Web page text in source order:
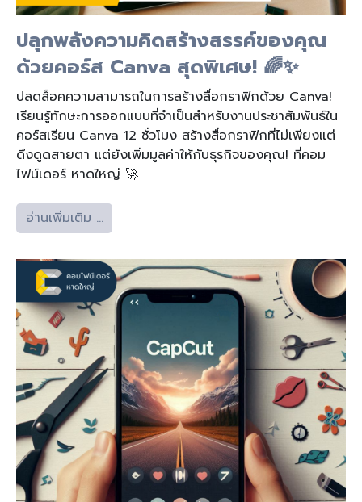
ปลุกพลังความคิดสร้างสรรค์ของคุณ
ด้วยคอร์ส Canva สุดพิเศษ! 🌈✨
ปลดล็อคความสามารถในการสร้างสื่อกราฟิกด้วย Canva!
เรียนรู้ทักษะการออกแบบที่จำเป็นสำหรับงานประชาสัมพันธ์ใน
คอร์สเรียน Canva 12 ชั่วโมง สร้างสื่อกราฟิกที่ไม่เพียงแต่
ดึงดูดสายตา แต่ยังเพิ่มมูลค่าให้กับธุรกิจของคุณ! ที่คอม
ไฟน์เดอร์ หาดใหญ่ 🚀
อ่านเพิ่มเติม …